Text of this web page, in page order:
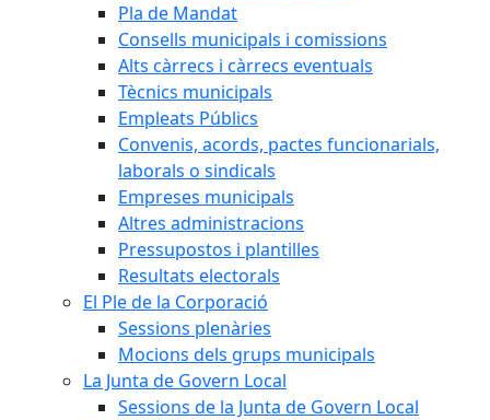
Pla de Mandat
Consells municipals i comissions
Alts càrrecs i càrrecs eventuals
Tècnics municipals
Empleats Públics
Convenis, acords, pactes funcionarials,
laborals o sindicals
Empreses municipals
Altres administracions
Pressupostos i plantilles
Resultats electorals
El Ple de la Corporació
Sessions plenàries
Mocions dels grups municipals
La Junta de Govern Local
Sessions de la Junta de Govern Local